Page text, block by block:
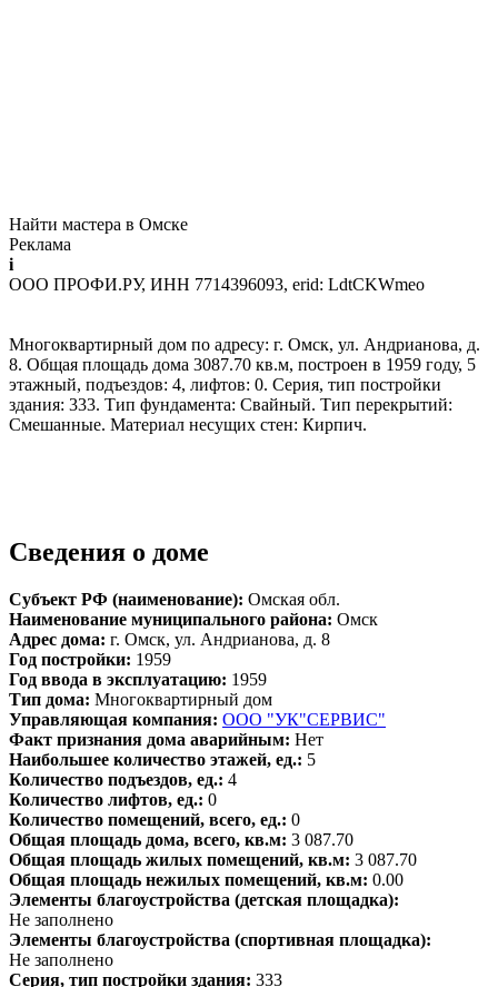
Найти мастера в Омске
Реклама
i
ООО ПРОФИ.РУ, ИНН 7714396093, erid: LdtCKWmeo
Многоквартирный дом по адресу: г. Омск, ул. Андрианова, д.
8. Общая площадь дома 3087.70 кв.м, построен в 1959 году, 5
этажный, подъездов: 4, лифтов: 0. Серия, тип постройки
здания: 333. Тип фундамента: Свайный. Тип перекрытий:
Смешанные. Материал несущих стен: Кирпич.
Сведения о доме
Субъект РФ (наименование): Омская обл.
Наименование муниципального района: Омск
Адрес дома: г. Омск, ул. Андрианова, д. 8
Год постройки: 1959
Год ввода в эксплуатацию: 1959
Тип дома: Многоквартирный дом
Управляющая компания: ООО "УК"СЕРВИС"
Факт признания дома аварийным: Нет
Наибольшее количество этажей, ед.: 5
Количество подъездов, ед.: 4
Количество лифтов, ед.: 0
Количество помещений, всего, ед.: 0
Общая площадь дома, всего, кв.м: 3 087.70
Общая площадь жилых помещений, кв.м: 3 087.70
Общая площадь нежилых помещений, кв.м: 0.00
Элементы благоустройства (детская площадка):
Не заполнено
Элементы благоустройства (спортивная площадка):
Не заполнено
Серия, тип постройки здания: 333